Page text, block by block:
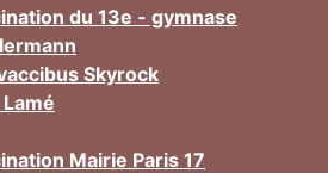
du 13e - gymnase
Skyrock
Mairie Paris 17